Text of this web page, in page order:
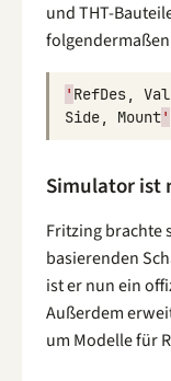
und THT-
' RefDes,
Side, Mount'
Simulator ist
Fritzing brachte
basierenden
ist er nun ein
Außerdem
um Modelle für